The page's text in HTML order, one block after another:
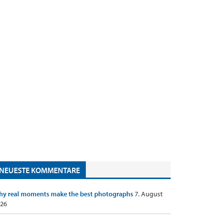
NEUESTE KOMMENTARE
real moments make the best photographs7. August